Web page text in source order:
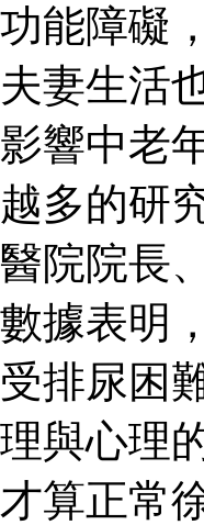
功能障礙
夫妻生活
影響中老
越多的研
醫院院長
數據表明
受排尿困
理與心理
才算正常